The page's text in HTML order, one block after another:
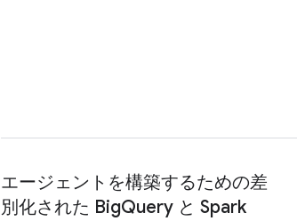
エージェントを構築するための差
別化された BigQuery と Spark